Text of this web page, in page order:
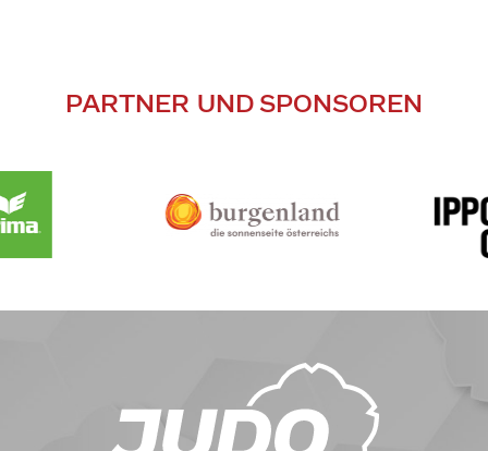
PARTNER UND SPONSOREN